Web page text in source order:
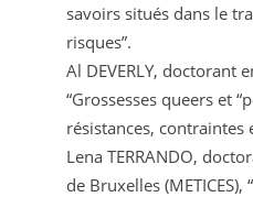
savoirs situés dans le
risques”.
Al DEVERLY, doctorant
“Grossesses queers et
résistances, contraintes
Lena TERRANDO,
de Bruxelles